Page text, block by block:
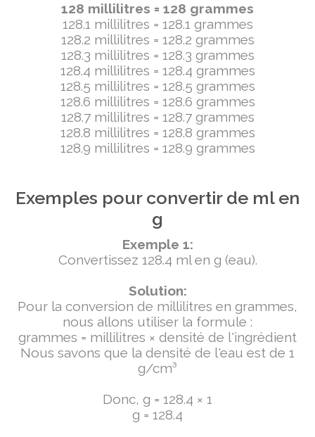
128 millilitres = 128 grammes
128.1 millilitres = 128.1 grammes
128.2 millilitres = 128.2 grammes
128.3 millilitres = 128.3 grammes
128.4 millilitres = 128.4 grammes
128.5 millilitres = 128.5 grammes
128.6 millilitres = 128.6 grammes
128.7 millilitres = 128.7 grammes
128.8 millilitres = 128.8 grammes
128.9 millilitres = 128.9 grammes
Exemples pour convertir de ml en
g
Exemple 1:
Convertissez 128.4 ml en g (eau).
Solution:
Pour la conversion de millilitres en grammes,
nous allons utiliser la formule :
grammes = millilitres × densité de l'ingrédient
Nous savons que la densité de l'eau est de 1
g/cm³
Donc, g = 128.4 × 1
g = 128.4